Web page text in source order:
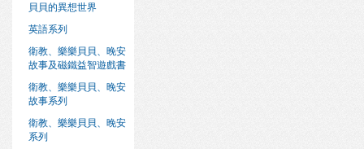
貝貝的異想世界
英語系列
衛教、樂樂貝貝、晚安
故事及磁鐵益智遊戲書
衛教、樂樂貝貝、晚安
故事系列
衛教、樂樂貝貝、晚安
系列